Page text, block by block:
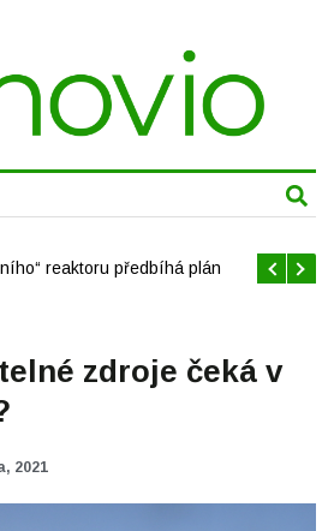
v USA se mají brzy rozrůst
zdroje čeká v
2021